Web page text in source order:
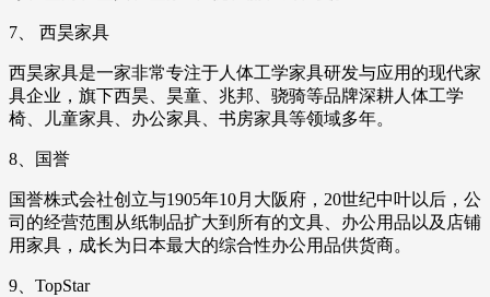
7、 西昊家具
西昊家具是一家非常专注于人体工学家具研发与应用的现代家
具企业，旗下西昊、昊童、兆邦、骁骑等品牌深耕人体工学
椅、儿童家具、办公家具、书房家具等领域多年。
8、国誉
国誉株式会社创立与1905年10月大阪府，20世纪中叶以后，公
司的经营范围从纸制品扩大到所有的文具、办公用品以及店铺
用家具，成长为日本最大的综合性办公用品供货商。
9、TopStar